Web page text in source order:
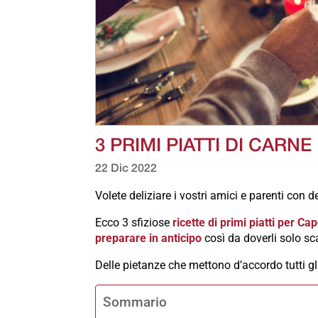
3 PRIMI PIATTI DI
22 Dic 2022
Volete deliziare i vostri amici e parenti con
Ecco 3 sfiziosericette di primi piatti per
preparare in anticipo così da doverli solo
Delle pietanze che mettono d’accordo tutti
Sommario